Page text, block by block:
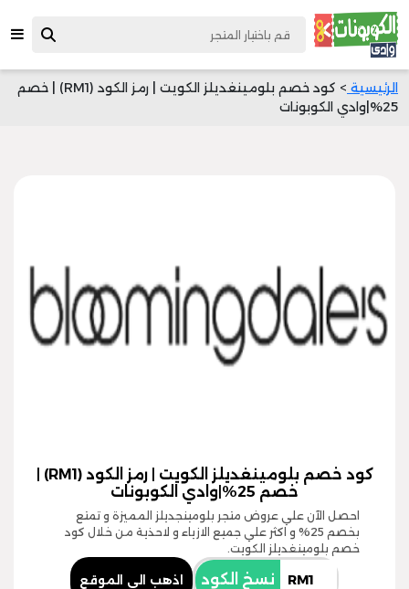
الرئيسية
> كود خصم بلومينغديلز الكويت | رمز الكود (RM1) | خصم
25%|وادي الكوبونات
كود خصم بلومينغديلز الكويت | رمز الكود (RM1) |
خصم 25%|وادي الكوبونات
احصل الآن علي عروض متجر بلومينجديلز المميزة و تمتع
بخصم 25% و اكثر علي جميع الازياء و لاحذية من خلال كود
خصم بلومينغديلز الكويت.
نسخ الكود اذهب الى الموقع